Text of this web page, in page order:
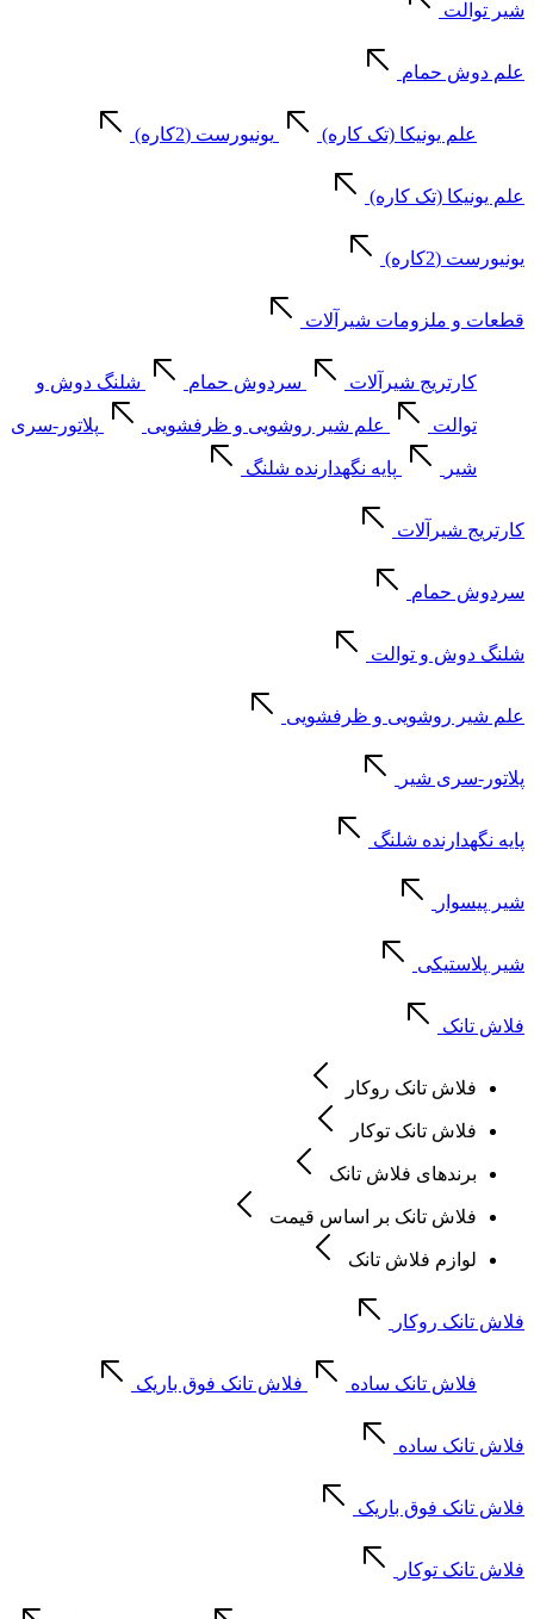
شیر توالت
علم دوش حمام
علم یونیکا (تک کاره) یونیورست (2کاره)
علم یونیکا (تک کاره)
یونیورست (2کاره)
قطعات و ملزومات شیرآلات
کارتریج شیرآلات سردوش حمام شلنگ دوش و
توالت علم شیر روشویی و ظرفشویی پلاتور-سری
شیر پایه نگهدارنده شلنگ
کارتریج شیرآلات
سردوش حمام
شلنگ دوش و توالت
علم شیر روشویی و ظرفشویی
پلاتور-سری شیر
پایه نگهدارنده شلنگ
شیر پیسوار
شیر پلاستیکی
فلاش تانک
فلاش تانک روکار
فلاش تانک توکار
برندهای فلاش تانک
فلاش تانک بر اساس قیمت
لوازم فلاش تانک
فلاش تانک روکار
فلاش تانک ساده فلاش تانک فوق باریک
فلاش تانک ساده
فلاش تانک فوق باریک
فلاش تانک توکار